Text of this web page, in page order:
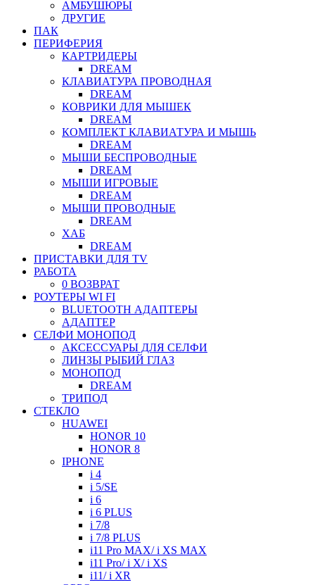
АМБУШЮРЫ
ДРУГИЕ
ПАК
ПЕРИФЕРИЯ
КАРТРИДЕРЫ
DREAM
КЛАВИАТУРА ПРОВОДНАЯ
DREAM
КОВРИКИ ДЛЯ МЫШЕК
DREAM
КОМПЛЕКТ КЛАВИАТУРА И МЫШЬ
DREAM
МЫШИ БЕСПРОВОДНЫЕ
DREAM
МЫШИ ИГРОВЫЕ
DREAM
МЫШИ ПРОВОДНЫЕ
DREAM
ХАБ
DREAM
ПРИСТАВКИ ДЛЯ TV
РАБОТА
0 ВОЗВРАТ
РОУТЕРЫ WI FI
BLUETOOTH АДАПТЕРЫ
АДАПТЕР
СЕЛФИ МОНОПОД
АКСЕССУАРЫ ДЛЯ СЕЛФИ
ЛИНЗЫ РЫБИЙ ГЛАЗ
МОНОПОД
DREAM
ТРИПОД
СТЕКЛО
HUAWEI
HONOR 10
HONOR 8
IPHONE
i 4
i 5/SE
i 6
i 6 PLUS
i 7/8
i 7/8 PLUS
i11 Pro MAX/ i XS MAX
i11 Pro/ i X/ i XS
i11/ i XR